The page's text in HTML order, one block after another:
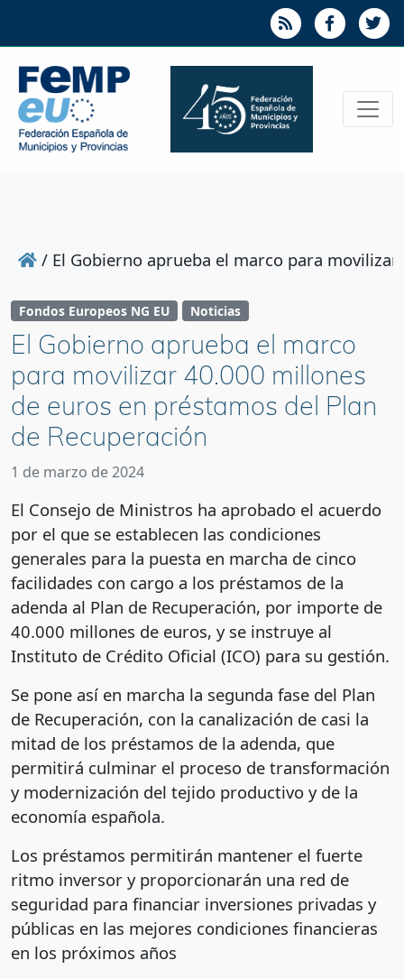
/ El Gobierno aprueba el marco para
Fondos Europeos NG EU Noticias
El Gobierno aprueba el marco
para movilizar 40.000 millones
de euros en préstamos del Plan
de Recuperación
1 de marzo de 2024
El Consejo de Ministros ha aprobado el acuerdo
por el que se establecen las condiciones
generales para la puesta en marcha de cinco
facilidades con cargo a los préstamos de la
adenda al Plan de Recuperación, por importe de
40.000 millones de euros, y se instruye al
Instituto de Crédito Oficial (ICO) para su gestión.
Se pone así en marcha la segunda fase del Plan
de Recuperación, con la canalización de casi la
mitad de los préstamos de la adenda, que
permitirá culminar el proceso de transformación
y modernización del tejido productivo y de la
economía española.
Los préstamos permitirán mantener el fuerte
ritmo inversor y proporcionarán una red de
seguridad para financiar inversiones privadas y
públicas en las mejores condiciones financieras
en los próximos años